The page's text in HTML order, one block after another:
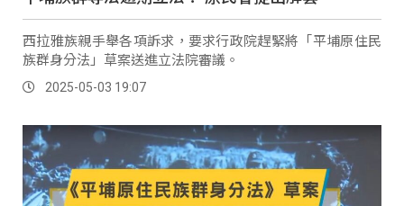
西拉雅族親手舉各項訴求，要求行政院趕緊將「平埔原住民
族群身分法」草案送進立法院審議。
2025-05-03 19:07